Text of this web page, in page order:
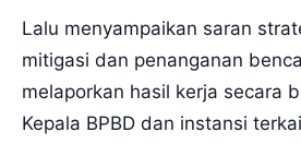
Lalu menyampaikan saran
mitigasi dan penanganan
melaporkan hasil kerja secara
Kepala BPBD dan instansi